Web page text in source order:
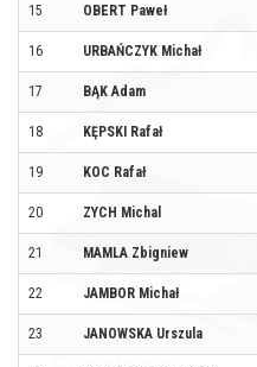
15 OBERT Paweł
16 URBAŃCZYK Michał
17 BĄK Adam
18 KĘPSKI Rafał
19 KOC Rafał
20 ZYCH Michal
21 MAMLA Zbigniew
22 JAMBOR Michał
23 JANOWSKA Urszula